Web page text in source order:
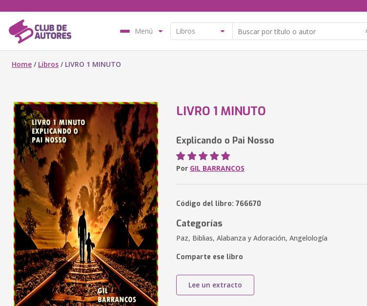
Menú
Home / Libros / LIVRO 1 MINUTO
LIVRO 1 MINUTO
Explicando o Pai Nosso
Por GIL BARRANCOS
Código del libro: 766670
Categorías
Paz, Biblias, Alabanza y Adoración, Angelología
Comparte ese libro
Lee un extracto